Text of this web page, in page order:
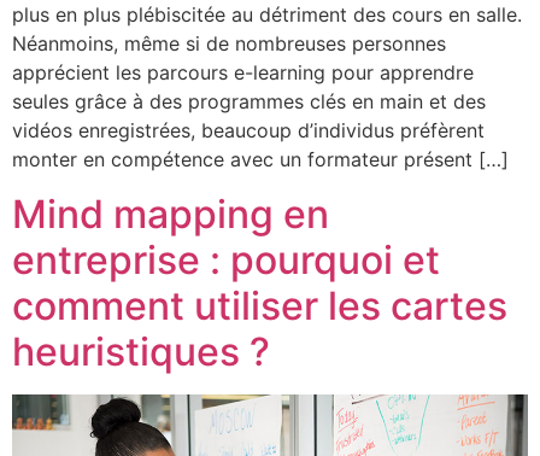
plus en plus plébiscitée au détriment des cours en salle.
Néanmoins, même si de nombreuses personnes
apprécient les parcours e-learning pour apprendre
seules grâce à des programmes clés en main et des
vidéos enregistrées, beaucoup d’individus préfèrent
monter en compétence avec un formateur présent […]
Mind mapping en
entreprise : pourquoi et
comment utiliser les cartes
heuristiques ?